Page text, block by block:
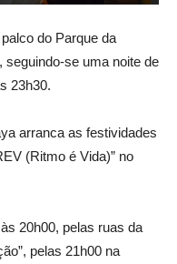
do Parque da
seguindo-se uma noite de
23h30.
arranca as festividades
(Ritmo é Vida)” no
20h00, pelas ruas da
pelas 21h00 na